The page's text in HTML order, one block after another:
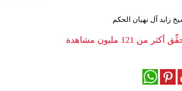
زايد آل نهيان الحكم
مليون مشاهدة